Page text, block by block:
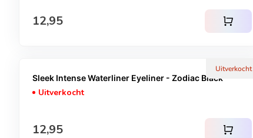
Normale prijs
12,95 shopping_cart
Uitverkocht
Sleek Intense Waterliner Eyeliner - Zodiac Black
Uitverkocht
Normale prijs
12,95 shopping_cart